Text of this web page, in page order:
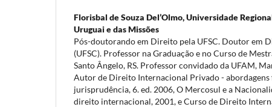
Florisbal de Souza Del’Olmo,Universidade
Uruguai e das Missões
Pós-doutorando em Direito pela UFSC. Doutor em
(UFSC). Professor na Graduação e no Curso de
Santo Ângelo, RS. Professor convidado da UFAM,
Autor de Direito Internacional Privado - abordagens
jurisprudência, 6. ed. 2006, O Mercosul e a
direito internacional, 2001, e Curso de Direito